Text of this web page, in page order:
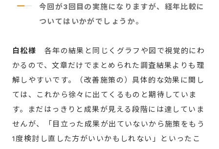
今回が3回目の実施になりますが、経年比較に
ついてはいかがでしょうか。
白松様 各年の結果と同じくグラフや図で視覚的にわ
かるので、文章だけでまとめられた調査結果よりも理
解しやすいです。（改善施策の）具体的な効果に関し
ては、これから徐々に出てくるものと期待していま
す。まだはっきりと成果が見える段階には達していま
せんが、「目立った成果が出ていないから施策をもう
1度検討し直した方がいいかもしれない」といったこ